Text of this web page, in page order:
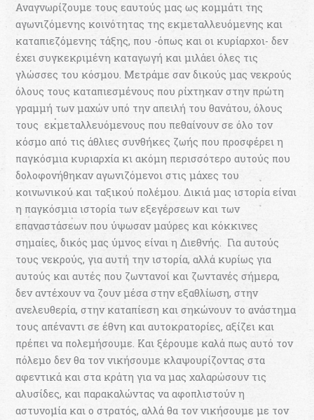
Αναγνωρίζουμε τους εαυτούς μας ως κομμάτι της
αγωνιζόμενης κοινότητας της εκμεταλλευόμενης και
καταπιεζόμενης τάξης, που -όπως και οι κυρίαρχοι- δεν
έχει συγκεκριμένη καταγωγή και μιλάει όλες τις
γλώσσες του κόσμου. Μετράμε σαν δικούς μας νεκρούς
όλους τους καταπιεσμένους που ρίχτηκαν στην πρώτη
γραμμή των μαχών υπό την απειλή του θανάτου, όλους
τους εκμεταλλευόμενους που πεθαίνουν σε όλο τον
κόσμο από τις άθλιες συνθήκες ζωής που προσφέρει η
παγκόσμια κυριαρχία κι ακόμη περισσότερο αυτούς που
δολοφονήθηκαν αγωνιζόμενοι στις μάχες του
κοινωνικού και ταξικού πολέμου. Δικιά μας ιστορία είναι
η παγκόσμια ιστορία των εξεγέρσεων και των
επαναστάσεων που ύψωσαν μαύρες και κόκκινες
σημαίες, δικός μας ύμνος είναι η Διεθνής. Για αυτούς
τους νεκρούς, για αυτή την ιστορία, αλλά κυρίως για
αυτούς και αυτές που ζωντανοί και ζωντανές σήμερα,
δεν αντέχουν να ζουν μέσα στην εξαθλίωση, στην
ανελευθερία, στην καταπίεση και σηκώνουν το ανάστημα
τους απέναντι σε έθνη και αυτοκρατορίες, αξίζει και
πρέπει να πολεμήσουμε. Και ξέρουμε καλά πως αυτό τον
πόλεμο δεν θα τον νικήσουμε κλαψουρίζοντας στα
αφεντικά και στα κράτη για να μας χαλαρώσουν τις
αλυσίδες, και παρακαλώντας να αφοπλιστούν η
αστυνομία και ο στρατός, αλλά θα τον νικήσουμε με τον